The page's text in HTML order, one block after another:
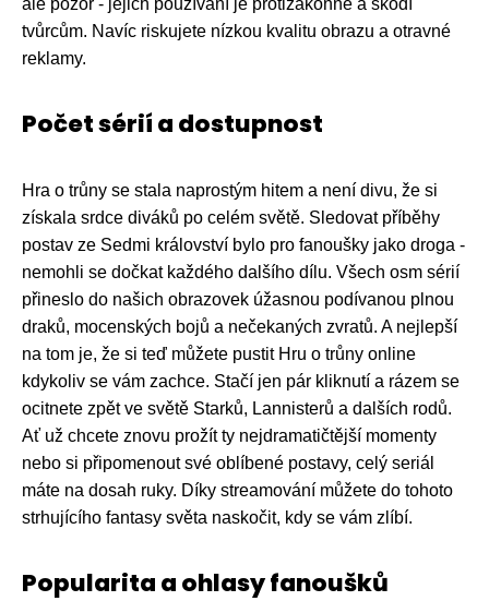
ale pozor - jejich používání je protizákonné a škodí
tvůrcům. Navíc riskujete nízkou kvalitu obrazu a otravné
reklamy.
Počet sérií a dostupnost
Hra o trůny se stala naprostým hitem a není divu, že si
získala srdce diváků po celém světě. Sledovat příběhy
postav ze Sedmi království bylo pro fanoušky jako droga -
nemohli se dočkat každého dalšího dílu. Všech osm sérií
přineslo do našich obrazovek úžasnou podívanou plnou
draků, mocenských bojů a nečekaných zvratů. A nejlepší
na tom je, že si teď můžete pustit Hru o trůny online
kdykoliv se vám zachce. Stačí jen pár kliknutí a rázem se
ocitnete zpět ve světě Starků, Lannisterů a dalších rodů.
Ať už chcete znovu prožít ty nejdramatičtější momenty
nebo si připomenout své oblíbené postavy, celý seriál
máte na dosah ruky. Díky streamování můžete do tohoto
strhujícího fantasy světa naskočit, kdy se vám zlíbí.
Popularita a ohlasy fanoušků